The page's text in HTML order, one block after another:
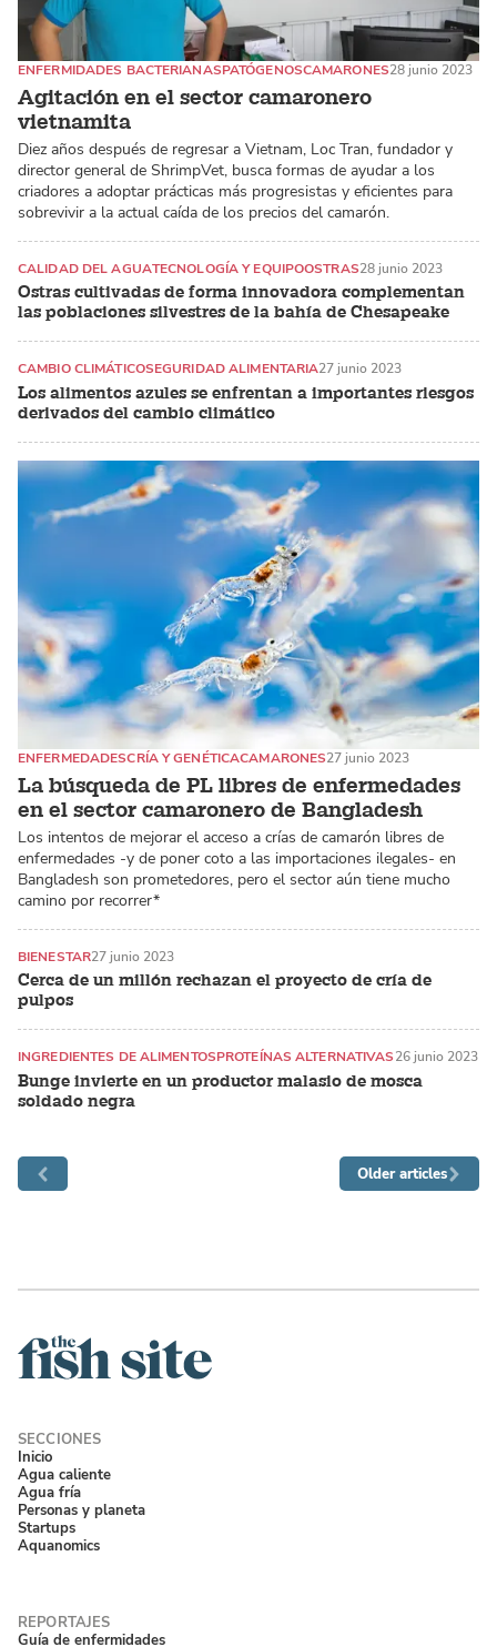
Agitación en el sector camaronero
vietnamita
ENFERMIDADES BACTERIANASPATÓGENOSCAMARONES28 junio 2023
Diez años después de regresar a Vietnam, Loc Tran, fundador y
director general de ShrimpVet, busca formas de ayudar a los
criadores a adoptar prácticas más progresistas y eficientes para
sobrevivir a la actual caída de los precios del camarón.
Ostras cultivadas de forma innovadora complementan
las poblaciones silvestres de la bahía de Chesapeake
CALIDAD DEL AGUATECNOLOGÍA Y EQUIPOOSTRAS28 junio 2023
Los alimentos azules se enfrentan a importantes riesgos
derivados del cambio climático
CAMBIO CLIMÁTICOSEGURIDAD ALIMENTARIA27 junio 2023
La búsqueda de PL libres de enfermedades
en el sector camaronero de Bangladesh
ENFERMEDADESCRÍA Y GENÉTICACAMARONES27 junio 2023
Los intentos de mejorar el acceso a crías de camarón libres de
enfermedades -y de poner coto a las importaciones ilegales- en
Bangladesh son prometedores, pero el sector aún tiene mucho
camino por recorrer*
Cerca de un millón rechazan el proyecto de cría de
pulpos
BIENESTAR27 junio 2023
Bunge invierte en un productor malasio de mosca
soldado negra
INGREDIENTES DE ALIMENTOSPROTEÍNAS ALTERNATIVAS26 junio 2023
Older articles
Inicio
Agua caliente
Agua fría
Personas y planeta
Startups
Aquanomics
Guía de enfermidades